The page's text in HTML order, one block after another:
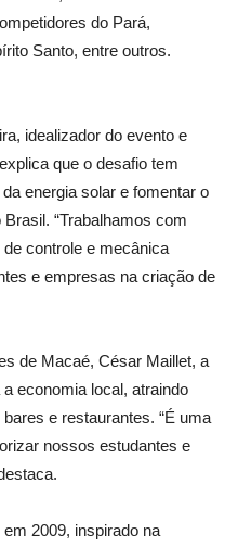
do Pará,
Santo, entre outros.
idealizador do evento e
que o desafio tem
energia solar e fomentar o
“Trabalhamos com
controle e mecânica
e empresas na criação de
de Macaé, César Maillet, a
economia local, atraindo
e restaurantes. “É uma
nossos estudantes e
2009, inspirado na